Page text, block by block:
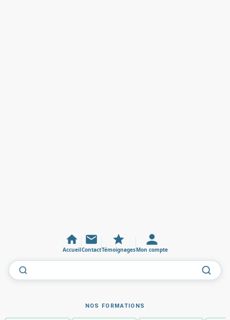
AccueilContactTémoignagesMon compte
NOS FORMATIONS